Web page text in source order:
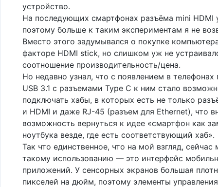
устройство.
На последующих смартфонах разъёма mini HDMI
поэтому больше к таким экспериментам я не
Вместо этого задумывался о покупке
факторе HDMI stick, но слишком уж не
соотношение производительность/цена.
Но недавно узнал, что с появлением в
USB 3.1 с разъемами Type C к ним стало
подключать хабы, в которых есть не только
и HDMI и даже RJ-45 (разъем для Ethernet), что
возможность вернуться к идее «смартфон как
ноутбука везде, где есть соответствующий хаб».
Так что единственное, что на мой взгляд, сейчас
такому использованию — это интерфейс
приложений. У сенсорных экранов большая
пикселей на дюйм, поэтому элементы